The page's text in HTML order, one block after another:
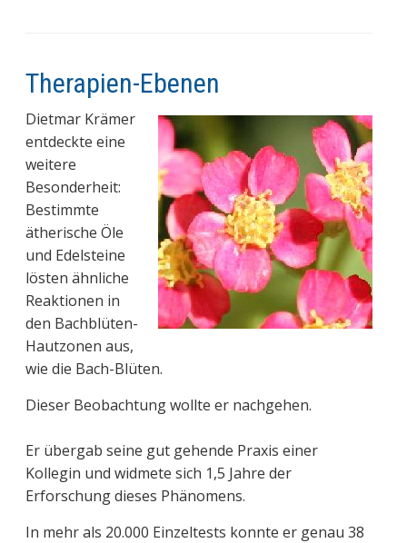
Therapien-Ebenen
Dietmar Krämer
entdeckte eine
weitere
Besonderheit:
Bestimmte
ätherische Öle
und Edelsteine
lösten ähnliche
Reaktionen in
den Bachblüten-
Hautzonen aus,
wie die Bach-Blüten.
Dieser Beobachtung wollte er nachgehen.
Er übergab seine gut gehende Praxis einer
Kollegin und widmete sich 1,5 Jahre der
Erforschung dieses Phänomens.
In mehr als 20.000 Einzeltests konnte er genau 38